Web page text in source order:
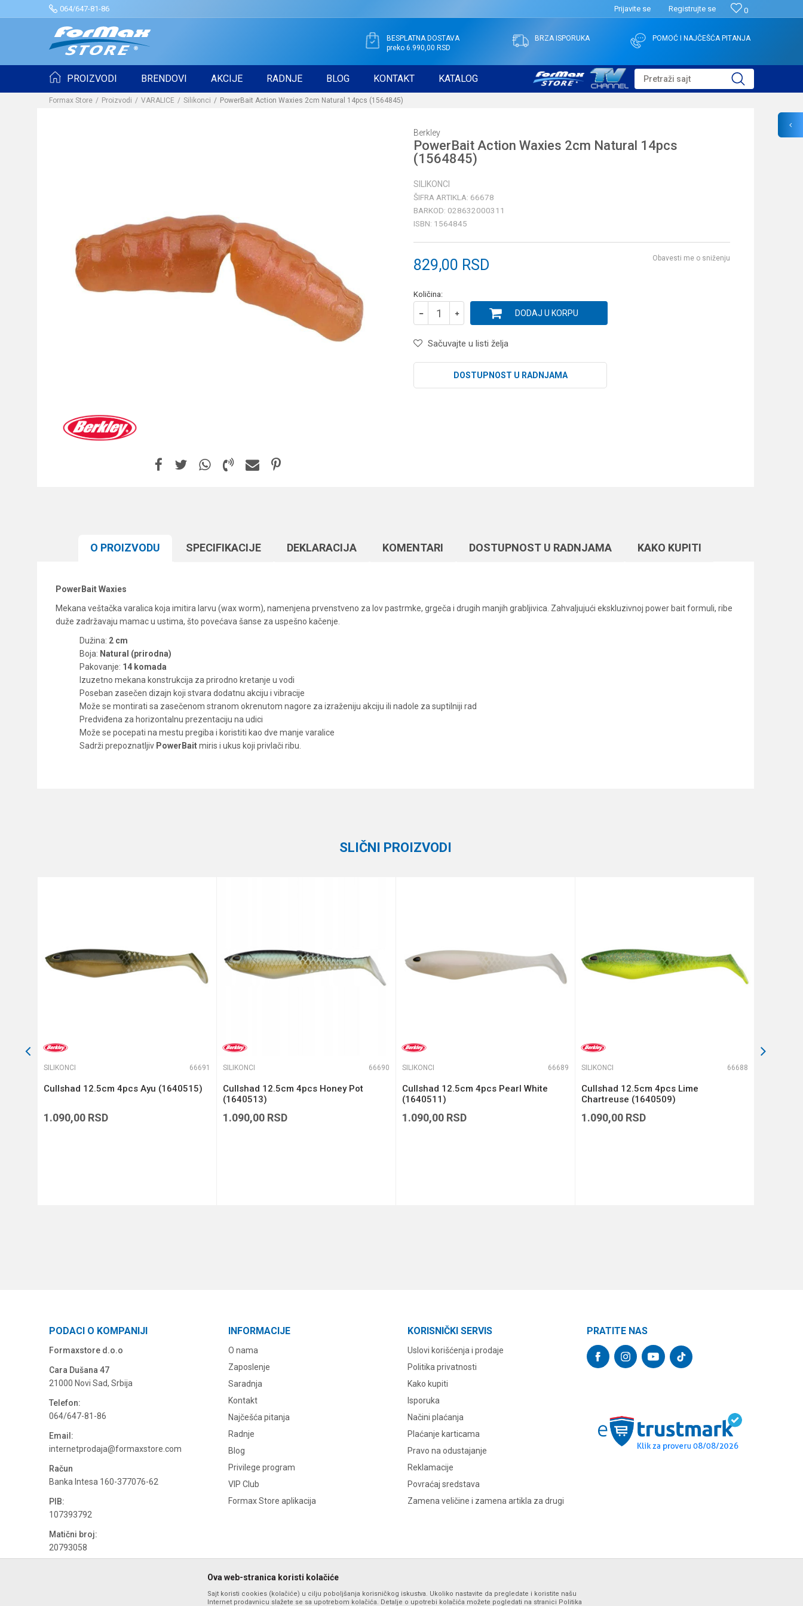
064/647-81-86 0
Prijavite se Registrujte se
BESPLATNA DOSTAVA
preko 6.990,00 RSD
BRZA ISPORUKA POMOĆ I NAJČEŠĆA PITANJA
PROIZVODI BRENDOVI AKCIJE RADNJE BLOG KONTAKT KATALOG Pretraži sajt
Formax Store Proizvodi VARALICE Silikonci PowerBait Action Waxies 2cm Natural 14pcs (1564845)
Berkley
PowerBait Action Waxies 2cm Natural 14pcs
(1564845)
SILIKONCI
ŠIFRA ARTIKLA: 66678
BARKOD: 028632000311
ISBN: 1564845
829,00 RSD Obavesti me o sniženju
Količina:
DODAJ U KORPU
Sačuvajte u listi želja
DOSTUPNOST U RADNJAMA
O PROIZVODU SPECIFIKACIJЕ DEKLARACIJA KOMENTARI DOSTUPNOST U RADNJAMA KAKO KUPITI
PowerBait Waxies
Mekana veštačka varalica koja imitira larvu (wax worm), namenjena prvenstveno za lov pastrmke, grgeča i drugih manjih grabljivica. Zahvaljujući ekskluzivnoj power bait formuli, ribe
duže zadržavaju mamac u ustima, što povećava šanse za uspešno kačenje.
Dužina: 2 cm
Boja: Natural (prirodna)
Pakovanje: 14 komada
Izuzetno mekana konstrukcija za prirodno kretanje u vodi
Poseban zasečen dizajn koji stvara dodatnu akciju i vibracije
Može se montirati sa zasečenom stranom okrenutom nagore za izraženiju akciju ili nadole za suptilniji rad
Predviđena za horizontalnu prezentaciju na udici
Može se pocepati na mestu pregiba i koristiti kao dve manje varalice
Sadrži prepoznatljiv PowerBaitmiris i ukus koji privlači ribu.
POŠALJI
SLIČNI PROIZVODI
SILIKONCI 66691
Cullshad 12.5cm 4pcs Ayu (1640515)
1.090,00 RSD
SILIKONCI 66690
Cullshad 12.5cm 4pcs Honey Pot
(1640513)
1.090,00 RSD
SILIKONCI 66689
Cullshad 12.5cm 4pcs Pearl White
(1640511)
1.090,00 RSD
SILIKONCI 66688
Cullshad 12.5cm 4pcs Lime
Chartreuse (1640509)
1.090,00 RSD
PODACI O KOMPANIJI
Formaxstore d.o.o
Cara Dušana 47
21000 Novi Sad, Srbija
Telefon:
064/647-81-86
Email:
internetprodaja@formaxstore.com
Račun
Banka Intesa 160-377076-62
PIB:
107393792
Matični broj:
20793058
INFORMACIJE
O nama
Zaposlenje
Saradnja
Kontakt
Najčešća pitanja
Radnje
Blog
Privilege program
VIP Club
Formax Store aplikacija
KORISNIČKI SERVIS
Uslovi korišćenja i prodaje
Politika privatnosti
Kako kupiti
Isporuka
Načini plaćanja
Plaćanje karticama
Pravo na odustajanje
Reklamacije
Povraćaj sredstava
Zamena veličine i zamena artikla za drugi
PRATITE NAS
Ova web-stranica koristi kolačiće
Sajt koristi cookies (kolačiće) u cilju poboljšanja korisničkog iskustva. Ukoliko nastavite da pregledate i koristite našu
Internet prodavnicu slažete se sa upotrebom kolačića. Detalje o upotrebi kolačića možete pogledati na stranici Politika